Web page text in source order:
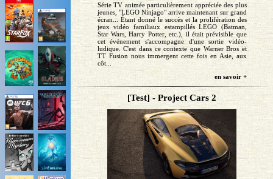
Série TV animée particulièrement appréciée des plus
jeunes, "LEGO Ninjago" arrive maintenant sur grand
écran... Étant donné le succès et la prolifération des
jeux vidéo familiaux estampillés LEGO (Batman,
Star Wars, Harry Potter, etc.), il était prévisible que
cet événement s'accompagne d'une sortie vidéo-
ludique. C'est dans ce contexte que Warner Bros et
TT Fusion nous immergent cette fois en Asie, aux
côt...
en savoir +
[Test] - Project Cars 2